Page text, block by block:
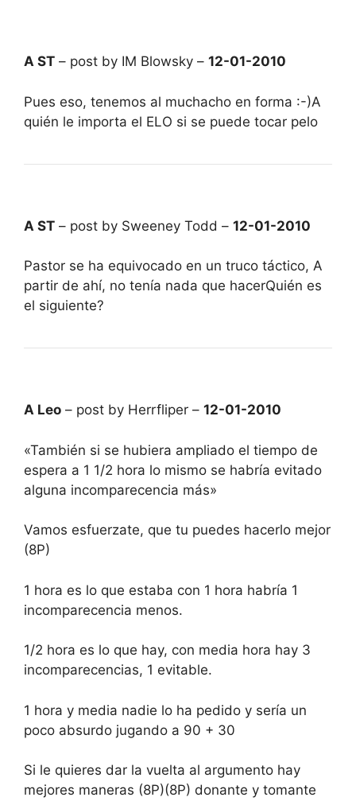
A ST – post by IM Blowsky – 12-01-2010
Pues eso, tenemos al muchacho en forma :-)A
quién le importa el ELO si se puede tocar pelo
A ST – post by Sweeney Todd – 12-01-2010
Pastor se ha equivocado en un truco táctico, A
partir de ahí, no tenía nada que hacerQuién es
el siguiente?
A Leo – post by Herrfliper – 12-01-2010
«También si se hubiera ampliado el tiempo de
espera a 1 1/2 hora lo mismo se habría evitado
alguna incomparecencia más»
Vamos esfuerzate, que tu puedes hacerlo mejor
(8P)
1 hora es lo que estaba con 1 hora habría 1
incomparecencia menos.
1/2 hora es lo que hay, con media hora hay 3
incomparecencias, 1 evitable.
1 hora y media nadie lo ha pedido y sería un
poco absurdo jugando a 90 + 30
Si le quieres dar la vuelta al argumento hay
mejores maneras (8P)(8P) donante y tomante